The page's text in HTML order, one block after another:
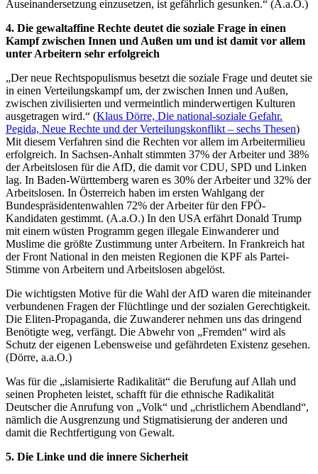
Auseinandersetzung einzusetzen, ist gefährlich gesunken.“ (A.a.O.)
4. Die gewaltaffine Rechte deutet die soziale Frage in einen
Kampf zwischen Innen und Außen um und ist damit vor allem
unter Arbeitern sehr erfolgreich
„Der neue Rechtspopulismus besetzt die soziale Frage und deutet sie
in einen Verteilungskampf um, der zwischen Innen und Außen,
zwischen zivilisierten und vermeintlich minderwertigen Kulturen
ausgetragen wird.“ (Klaus Dörre, Die national-soziale Gefahr.
Pegida, Neue Rechte und der Verteilungskonflikt – sechs Thesen)
Mit diesem Verfahren sind die Rechten vor allem im Arbeitermilieu
erfolgreich. In Sachsen-Anhalt stimmten 37% der Arbeiter und 38%
der Arbeitslosen für die AfD, die damit vor CDU, SPD und Linken
lag. In Baden-Württemberg waren es 30% der Arbeiter und 32% der
Arbeitslosen. In Österreich haben im ersten Wahlgang der
Bundespräsidentenwahlen 72% der Arbeiter für den FPÖ-
Kandidaten gestimmt. (A.a.O.) In den USA erfährt Donald Trump
mit einem wüsten Programm gegen illegale Einwanderer und
Muslime die größte Zustimmung unter Arbeitern. In Frankreich hat
der Front National in den meisten Regionen die KPF als Partei-
Stimme von Arbeitern und Arbeitslosen abgelöst.
Die wichtigsten Motive für die Wahl der AfD waren die miteinander
verbundenen Fragen der Flüchtlinge und der sozialen Gerechtigkeit.
Die Eliten-Propaganda, die Zuwanderer nehmen uns das dringend
Benötigte weg, verfängt. Die Abwehr von „Fremden“ wird als
Schutz der eigenen Lebensweise und gefährdeten Existenz gesehen.
(Dörre, a.a.O.)
Was für die „islamisierte Radikalität“ die Berufung auf Allah und
seinen Propheten leistet, schafft für die ethnische Radikalität
Deutscher die Anrufung von „Volk“ und „christlichem Abendland“,
nämlich die Ausgrenzung und Stigmatisierung der anderen und
damit die Rechtfertigung von Gewalt.
5. Die Linke und die innere Sicherheit